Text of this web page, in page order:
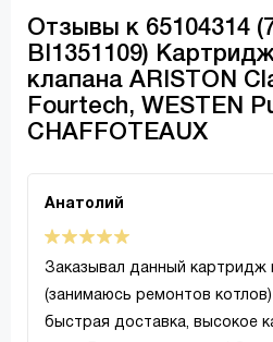
Отзывы к 65104314
BI1351109)
клапана ARISTON
Fourtech, WESTEN
CHAFFOTEAUX
Анатолий
Заказывал данный картридж
(занимаюсь ремонтов
быстрая доставка, высокое